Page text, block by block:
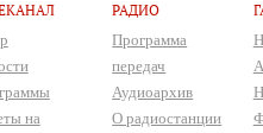
на
РАДИО
Программа
передач
Аудиоархив
О радиостанции